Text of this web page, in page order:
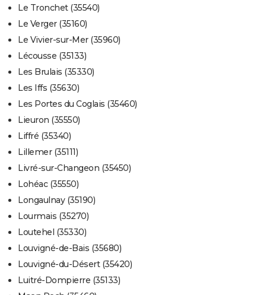
Le Tronchet (35540)
Le Verger (35160)
Le Vivier-sur-Mer (35960)
Lécousse (35133)
Les Brulais (35330)
Les Iffs (35630)
Les Portes du Coglais (35460)
Lieuron (35550)
Liffré (35340)
Lillemer (35111)
Livré-sur-Changeon (35450)
Lohéac (35550)
Longaulnay (35190)
Lourmais (35270)
Loutehel (35330)
Louvigné-de-Bais (35680)
Louvigné-du-Désert (35420)
Luitré-Dompierre (35133)